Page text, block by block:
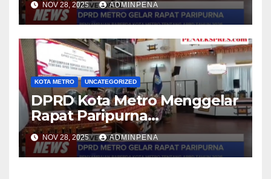
NOV 28, 2025 ADMINPENA
KOTA METRO UNCATEGORIZED
DPRD Kota Metro Menggelar
Rapat Paripurna
Penyampaian Raperda APBD
Tahun Anggaran 2026
NOV 28, 2025 ADMINPENA